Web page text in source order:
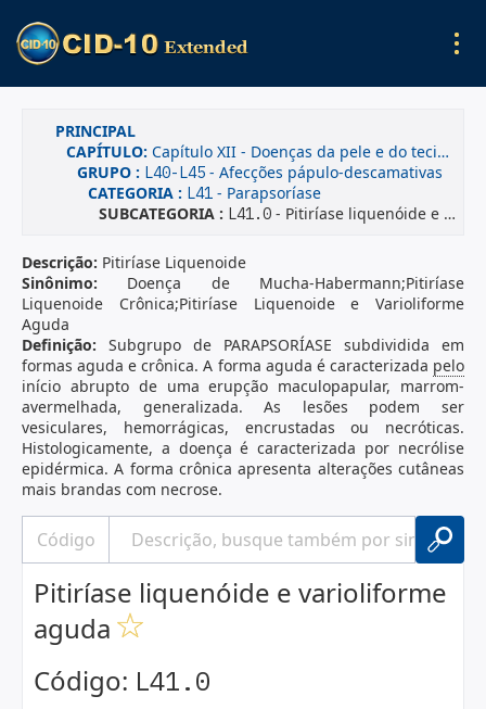
PRINCIPAL
CAPÍTULO: Capítulo XII - Doenças da pele e do tecido subcutâneo
GRUPO : L40-L45 - Afecções pápulo-descamativas
CATEGORIA : L41 - Parapsoríase
SUBCATEGORIA : L41.0 - Pitiríase liquenóide e varioliforme aguda
Descrição: Pitiríase Liquenoide
Sinônimo: Doença de Mucha-Habermann;Pitiríase
Liquenoide Crônica;Pitiríase Liquenoide e Varioliforme
Aguda
Definição: Subgrupo de PARAPSORÍASE subdividida em
formas aguda e crônica. A forma aguda é caracterizada pelo
início abrupto de uma erupção maculopapular, marrom-
avermelhada, generalizada. As lesões podem ser
vesiculares, hemorrágicas, encrustadas ou necróticas.
Histologicamente, a doença é caracterizada por necrólise
epidérmica. A forma crônica apresenta alterações cutâneas
mais brandas com necrose.
Pitiríase liquenóide e varioliforme
aguda
Código: L41.0